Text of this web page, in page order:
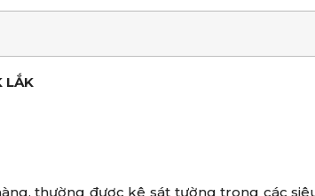
LẮK
thường được kê sát tường trong các